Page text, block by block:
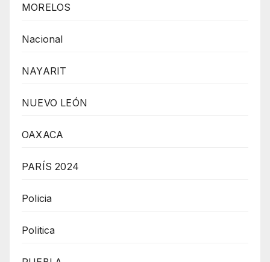
MORELOS
Nacional
NAYARIT
NUEVO LEÓN
OAXACA
PARÍS 2024
Policia
Politica